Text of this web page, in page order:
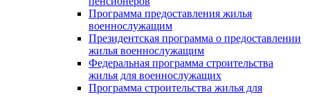
Программа предоставления жилья
военнослужащим
Президентская программа о предоставлении
жилья военнослужащим
Федеральная программа строительства
жилья для военнослужащих
Программа строительства жилья для